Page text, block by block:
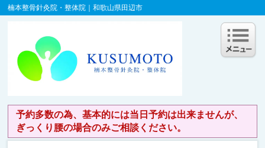
楠本整骨針灸院・整体院｜和歌山県田辺市
予約多数の為、基本的には当日予約は出来ませんが、
ぎっくり腰の場合のみご相談ください。